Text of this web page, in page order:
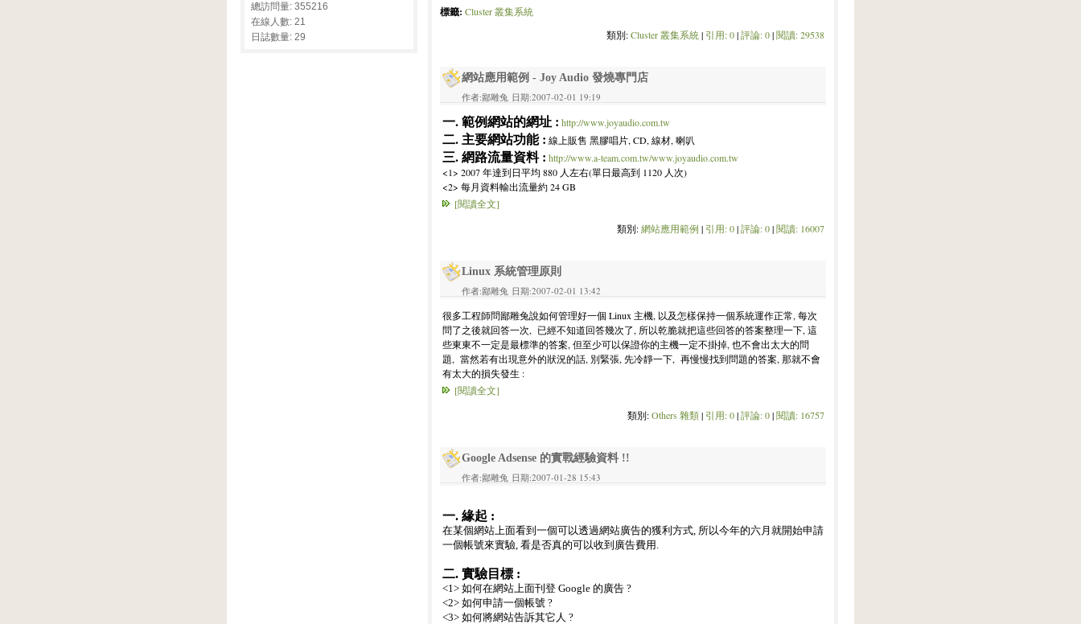
標籤: Cluster 叢集系統
類別:Cluster 叢集系統 | 引用: 0|評論: 0|閱讀: 29538
網站應用範例 - Joy Audio 發燒專門店
作者:鄙雕兔 日期:2007-02-01 19:19
一. 範例網站的網址 : http://www.joyaudio.com.tw
二. 主要網站功能 : 線上販售 黑膠唱片, CD, 線材, 喇叭
三. 網路流量資料 : http://www.a-team.com.tw/www.joyaudio.com.tw
<1> 2007 年達到日平均 880 人左右(單日最高到 1120 人次)
<2> 每月資料輸出流量約 24 GB
[閱讀全文]
類別:網站應用範例 | 引用: 0|評論: 0|閱讀: 16007
Linux 系統管理原則
作者:鄙雕兔 日期:2007-02-01 13:42
很多工程師問鄙雕兔說如何管理好一個 Linux 主機, 以及怎樣保持一個系統運作正常, 每次
問了之後就回答一次, 已經不知道回答幾次了, 所以乾脆就把這些回答的答案整理一下, 這
些東東不一定是最標準的答案, 但至少可以保證你的主機一定不掛掉, 也不會出太大的問
題, 當然若有出現意外的狀況的話, 別緊張, 先冷靜一下, 再慢慢找到問題的答案, 那就不會
有太大的損失發生 :
[閱讀全文]
類別:Others 雜類| 引用: 0|評論: 0|閱讀: 16757
Google Adsense 的實戰經驗資料 !!
作者:鄙雕兔 日期:2007-01-28 15:43
一. 緣起 :
在某個網站上面看到一個可以透過網站廣告的獲利方式, 所以今年的六月就開始申請
一個帳號來實驗, 看是否真的可以收到廣告費用.
二. 實驗目標 :
<1> 如何在網站上面刊登 Google 的廣告 ?
<2> 如何申請一個帳號 ?
<3> 如何將網站告訴其它人 ?
總訪問量: 355216
在線人數: 21
日誌數量: 29